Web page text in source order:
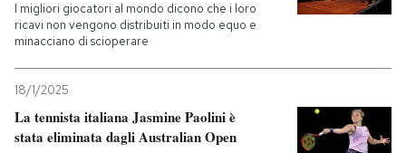
Internet
Scienza
Economia
Sport
Ok Boomer!
Mondiali calcio 2026
I migliori giocatori al mondo dicono che i loro
ricavi non vengono distribuiti in modo equo e
minacciano di scioperare
18/1/2025
La tennista italiana Jasmine Paolini è
stata eliminata dagli Australian Open